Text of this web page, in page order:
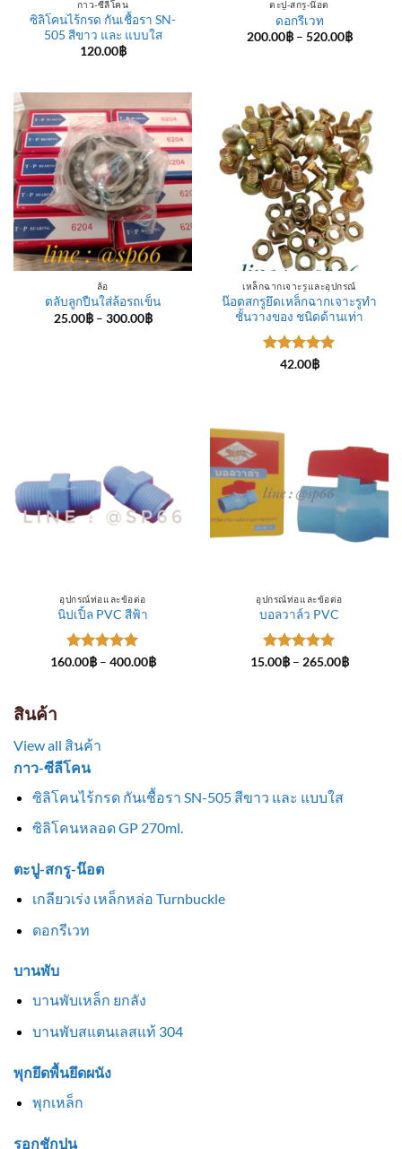
กาว-ซีลีโคน
ซิลิโคนไร้กรด กันเชื้อรา SN-
505 สีขาว และ แบบใส
120.00฿
ตะปู-สกรู-น๊อต
ดอกรีเวท
200.00฿ – 520.00฿Price
ล้อ
ตลับลูกปืนใส่ล้อรถเข็น
25.00฿ – 300.00฿Price
เหล็กฉากเจาะรูและอุปกรณ์
น๊อตสกรูยึดเหล็กฉากเจาะรูทำ
ชั้นวางของ ชนิดด้านเท่า
ให้คะแนน
42.00฿
อุปกรณ์ท่อและข้อต่อ
นิปเปิ้ล PVC สีฟ้า
ให้คะแนน
160.00฿ – 400.00฿Price
อุปกรณ์ท่อและข้อต่อ
บอลวาล์ว PVC
ให้คะแนน
15.00฿ – 265.00฿Price
สินค้า
View all สินค้า
กาว-ซีลีโคน
ซิลิโคนไร้กรด กันเชื้อรา SN-505 สีขาว และ แบบใส
ซิลิโคนหลอด GP 270ml.
ตะปู-สกรู-น๊อต
เกลียวเร่ง เหล็กหล่อ Turnbuckle
ดอกรีเวท
บานพับ
บานพับเหล็ก ยกลัง
บานพับสแตนเลสแท้ 304
พุกยึดพื้นยึดผนัง
พุกเหล็ก
รอกชักปูน